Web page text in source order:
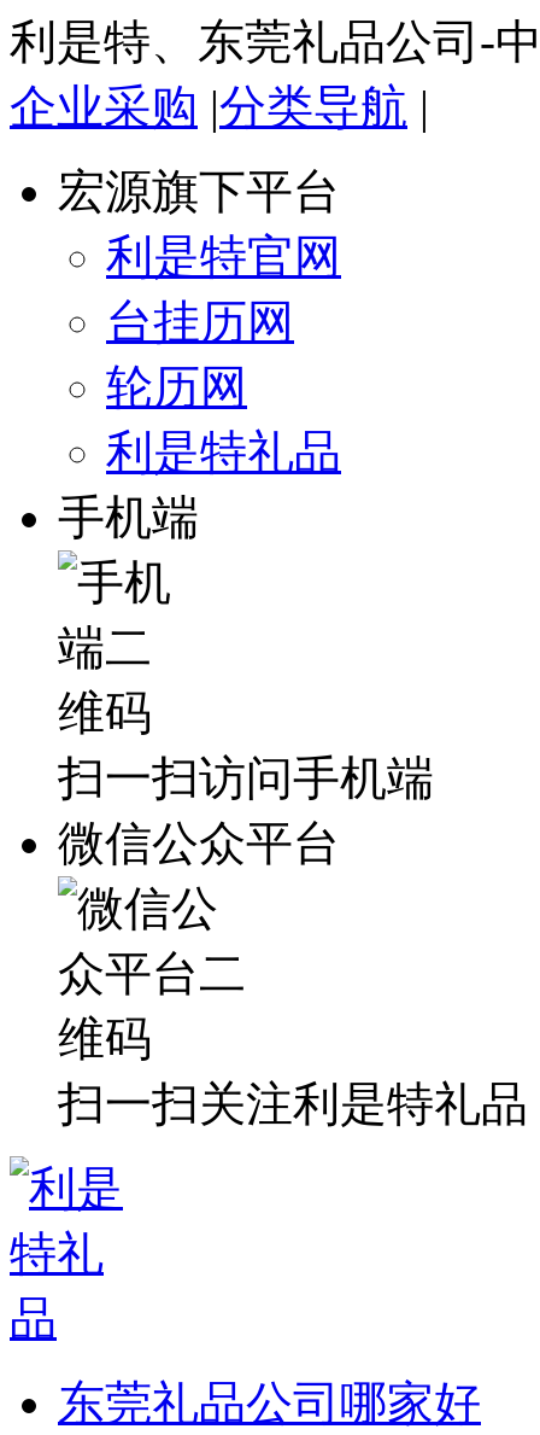
利是特、东莞礼品公司-
企业采购 |分类导航 |
宏源旗下平台
利是特官网
台挂历网
轮历网
利是特礼品
手机端
扫一扫访问手机端
微信公众平台
扫一扫关注利是特礼品
东莞礼品公司哪家好